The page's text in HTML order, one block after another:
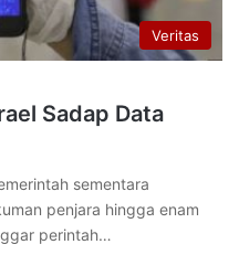
Veritas
Sadap Data
sementara
penjara hingga enam
perintah…